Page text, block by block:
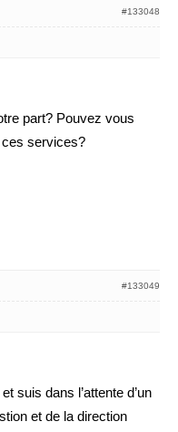
#133048
part? Pouvez vous
services?
#133049
suis dans l’attente d’un
et de la direction